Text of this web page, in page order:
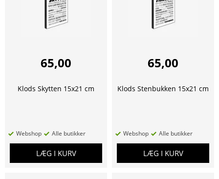
65,00
Klods Skytten 15x21 cm
Webshop Alle butikker
LÆG I KURV
65,00
Klods Stenbukken 15x21 cm
Webshop Alle butikker
LÆG I KURV